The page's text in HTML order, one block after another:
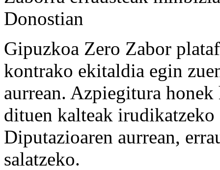
Donostian
Gipuzkoa Zero Zabor
kontrako ekitaldia egin
aurrean. Azpiegitura
dituen kalteak
Diputazioaren aurrean,
salatzeko.